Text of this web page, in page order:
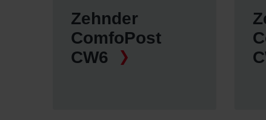
Zehnder Group Nederland
Zehnder Group Sales
Zehnder Group Schweiz AG:
Zehnder Polska Sp. z o.o.:
Zehnder
ComfoPost
CW6